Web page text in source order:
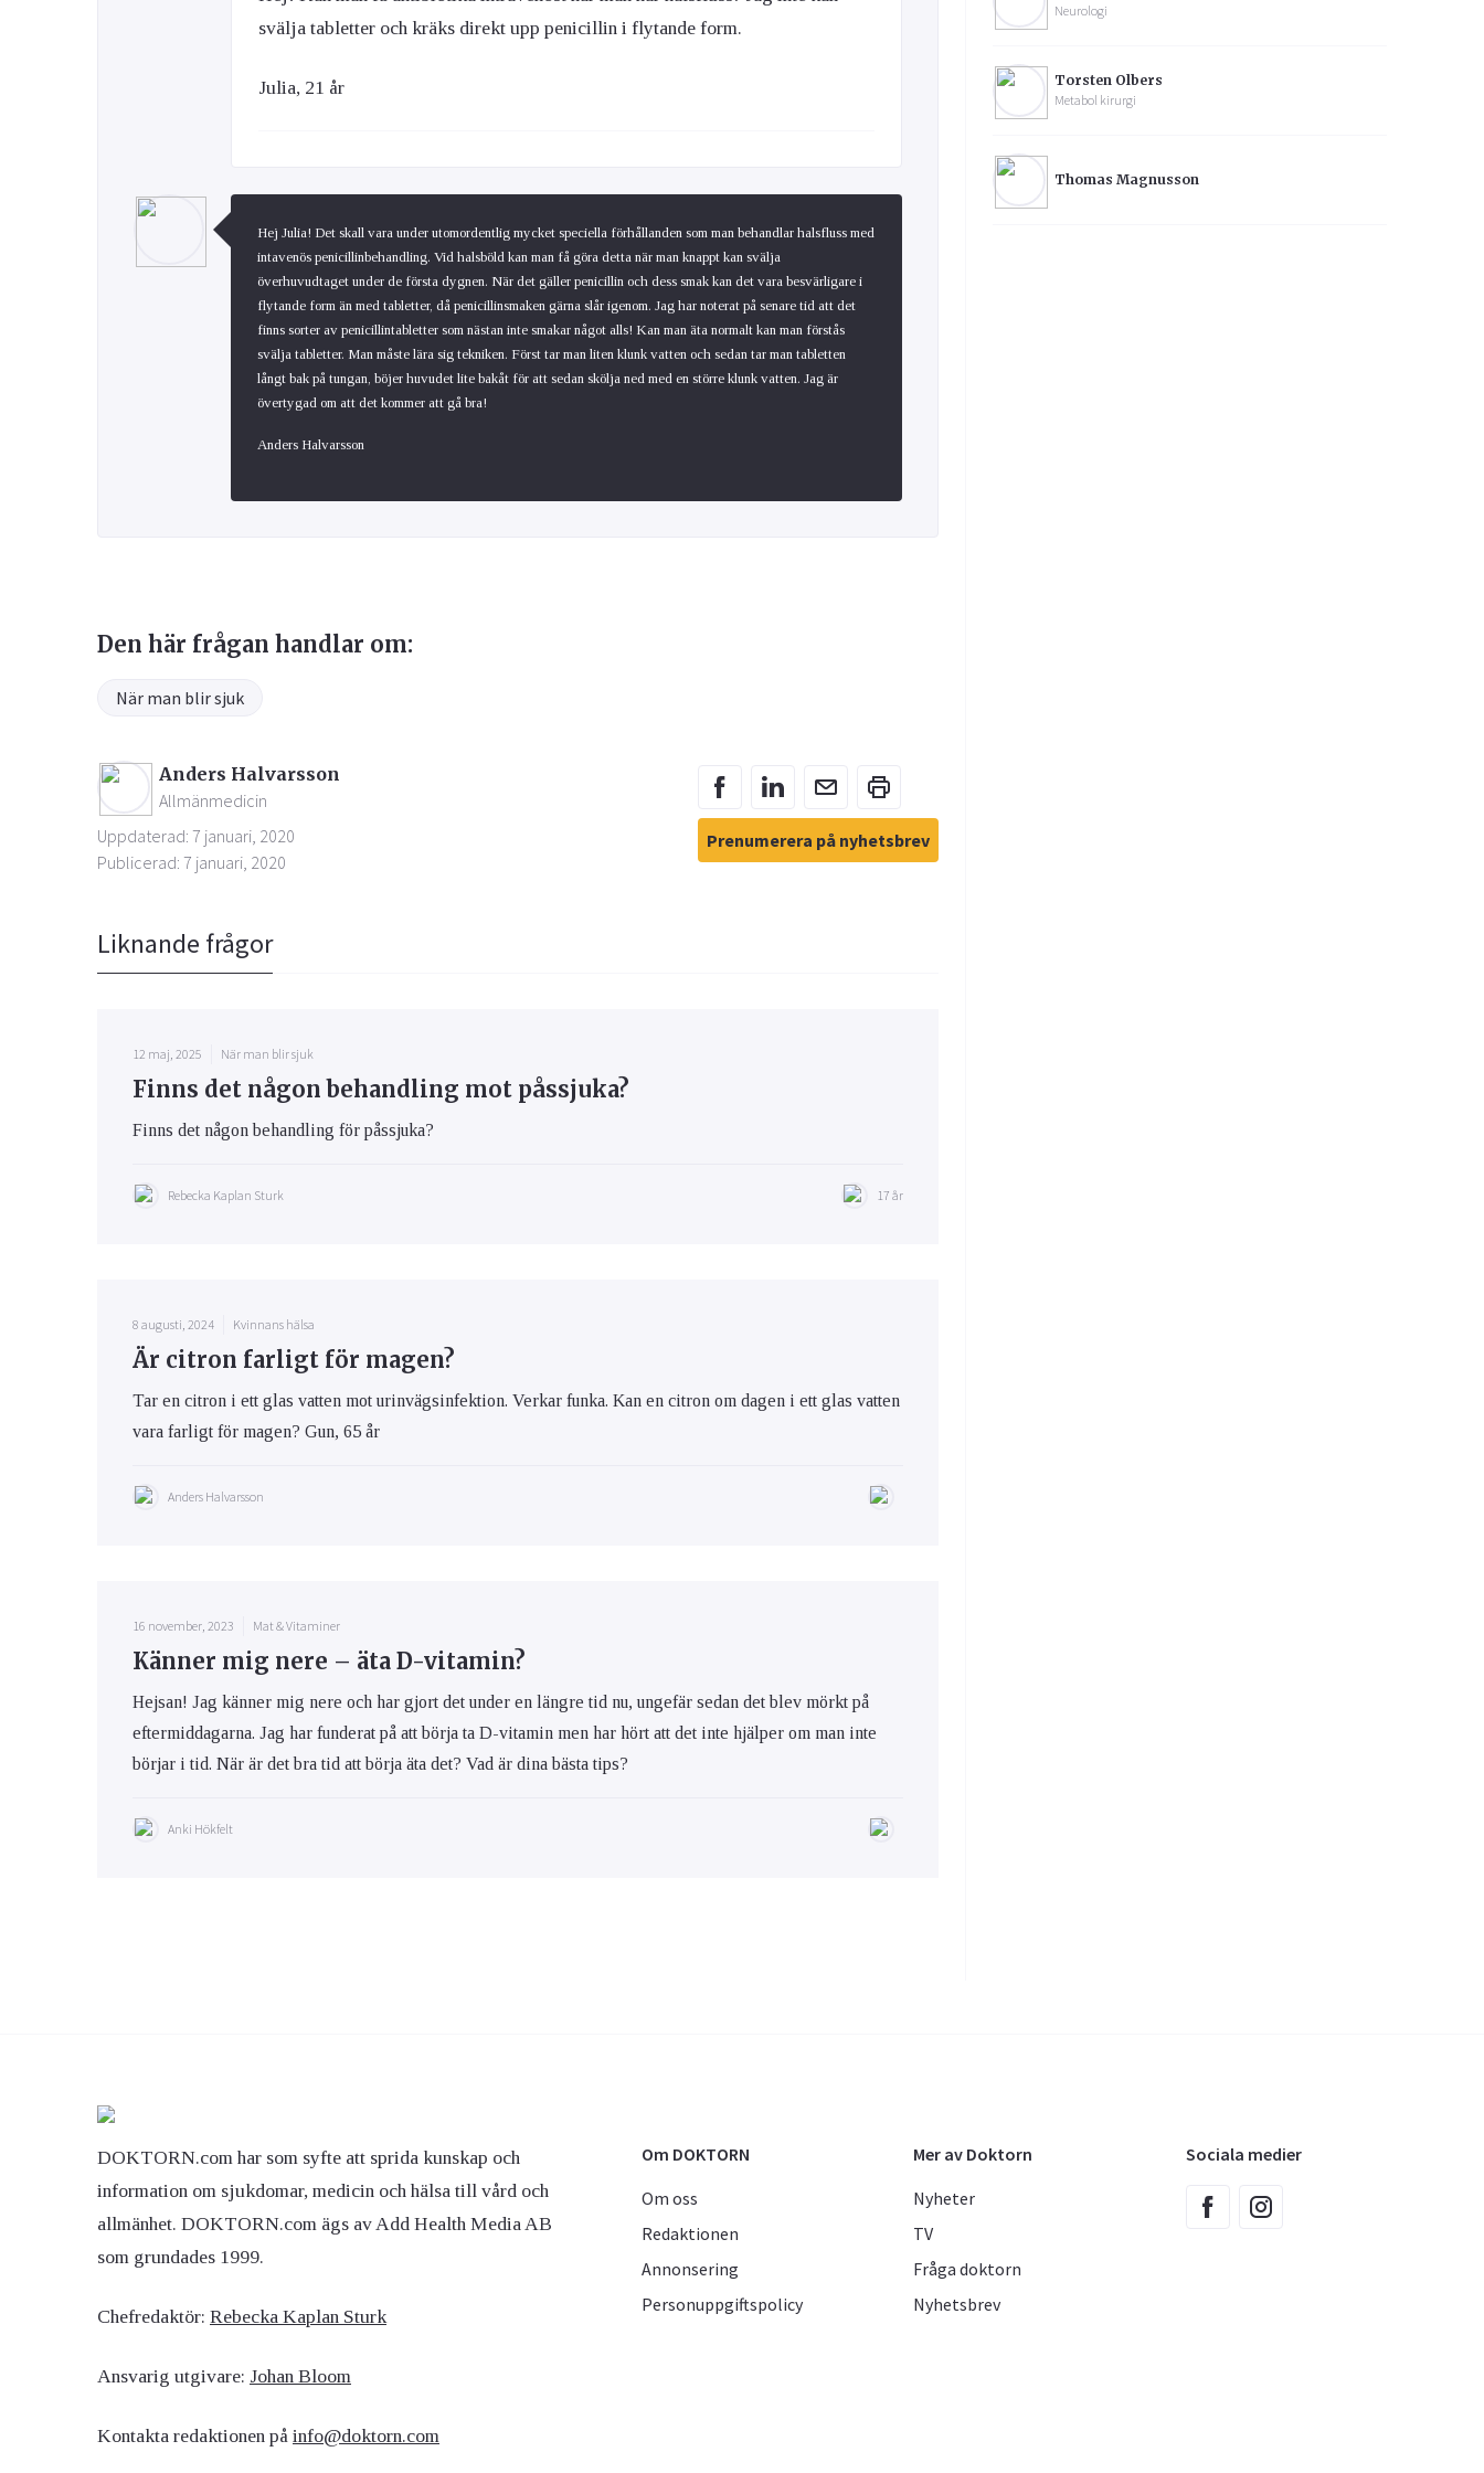
svälja tabletter och kräks direkt upp penicillin i flytande form.
Julia, 21 år
Hej Julia! Det skall vara under utomordentlig mycket speciella förhållanden som man behandlar halsfluss med
intavenös penicillinbehandling. Vid halsböld kan man få göra detta när man knappt kan svälja
överhuvudtaget under de första dygnen. När det gäller penicillin och dess smak kan det vara besvärligare i
flytande form än med tabletter, då penicillinsmaken gärna slår igenom. Jag har noterat på senare tid att det
finns sorter av penicillintabletter som nästan inte smakar något alls! Kan man äta normalt kan man förstås
svälja tabletter. Man måste lära sig tekniken. Först tar man liten klunk vatten och sedan tar man tabletten
långt bak på tungan, böjer huvudet lite bakåt för att sedan skölja ned med en större klunk vatten. Jag är
övertygad om att det kommer att gå bra!
Anders Halvarsson
Den här frågan handlar om:
När man blir sjuk
Anders Halvarsson
Allmänmedicin
Uppdaterad: 7 januari, 2020
Publicerad: 7 januari, 2020
Prenumerera på nyhetsbrev
Liknande frågor
12 maj, 2025 När man blir sjuk
Finns det någon behandling mot påssjuka?
Finns det någon behandling för påssjuka?
Rebecka Kaplan Sturk 17 år
8 augusti, 2024 Kvinnans hälsa
Är citron farligt för magen?
Tar en citron i ett glas vatten mot urinvägsinfektion. Verkar funka. Kan en citron om dagen i ett glas vatten
vara farligt för magen? Gun, 65 år
Anders Halvarsson
16 november, 2023 Mat & Vitaminer
Känner mig nere – äta D-vitamin?
Hejsan! Jag känner mig nere och har gjort det under en längre tid nu, ungefär sedan det blev mörkt på
eftermiddagarna. Jag har funderat på att börja ta D-vitamin men har hört att det inte hjälper om man inte
börjar i tid. När är det bra tid att börja äta det? Vad är dina bästa tips?
Anki Hökfelt
Neurologi
Torsten Olbers
Metabol kirurgi
Thomas Magnusson
DOKTORN.com har som syfte att sprida kunskap och
information om sjukdomar, medicin och hälsa till vård och
allmänhet. DOKTORN.com ägs av Add Health Media AB
som grundades 1999.
Chefredaktör: Rebecka Kaplan Sturk
Ansvarig utgivare: Johan Bloom
Kontakta redaktionen på info@doktorn.com
Om DOKTORN
Om oss
Redaktionen
Annonsering
Personuppgiftspolicy
Mer av Doktorn
Nyheter
TV
Fråga doktorn
Nyhetsbrev
Sociala medier